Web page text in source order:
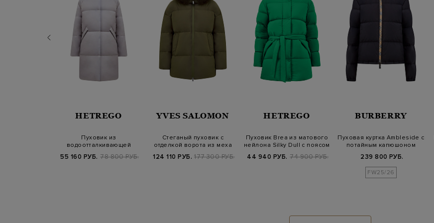
HETREGO
Пуховик из
водоотталкивающей
55 160 РУБ. 78 800 РУБ.
YVES SALOMON
Стеганый пуховик с
отделкой ворота из меха
124 110 РУБ. 177 300 РУБ.
HETREGO
Пуховик Brea из матового
нейлона Silky Dull с поясом
44 940 РУБ. 74 900 РУБ.
BURBERRY
Пуховая куртка Ambleside с
потайным капюшоном
239 800 РУБ.
FW25/26